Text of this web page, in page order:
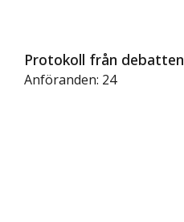
Protokoll från debatten
Anföranden: 24